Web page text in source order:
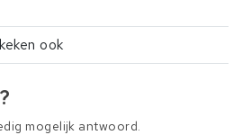
ook
mogelijk antwoord.